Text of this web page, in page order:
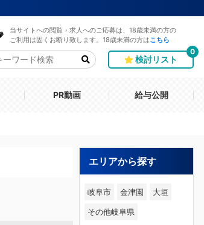
当サイトへの閲覧・求人へのご応募は、18歳未満の方の
ご利用は固くお断り致します。18歳未満の方は こちら
検討リスト
0
PR動画 給与公開
エリアから探す
岐阜市 金津園 大垣
その他岐阜県